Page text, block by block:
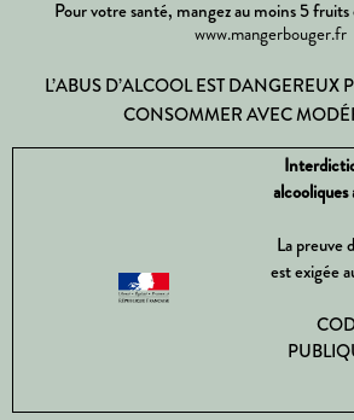
Pour votre santé, mangez au moins 5
www.mangerbouger.fr
L’ABUS D’ALCOOL EST DANGEREUX
CONSOMMER AVEC
La preuve
est exigée